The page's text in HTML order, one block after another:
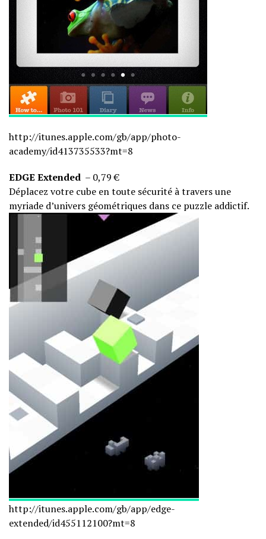
http://itunes.apple.com/gb/app/photo-
academy/id413735533?mt=8
EDGE Extended – 0,79 €
Déplacez votre cube en toute sécurité à travers une
myriade d’univers géométriques dans ce puzzle addictif.
http://itunes.apple.com/gb/app/edge-
extended/id455112100?mt=8